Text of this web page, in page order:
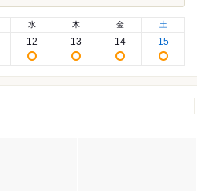
水
12
木
13
金
14
土
15